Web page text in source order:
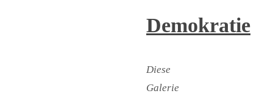
Demokratie
Diese
Galerie